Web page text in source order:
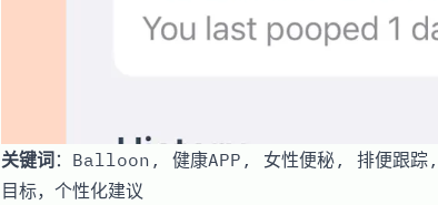
关键词：Balloon, 健康APP, 女性便秘, 排便跟踪
目标，个性化建议